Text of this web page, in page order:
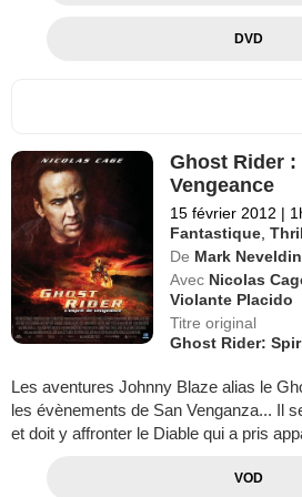
DVD
Ghost Rider
Vengeance
15 février 2012 |
Fantastique ,
De Mark
Avec Nicolas
Violante Placido
Titre original
Ghost Rider:
Les aventures Johnny Blaze alias le
les évènements de San Venganza... Il
et doit y affronter le Diable qui a pris
VOD